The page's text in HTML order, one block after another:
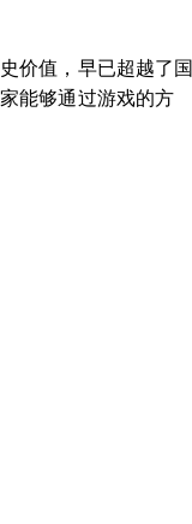
价值，早已超越了国
能够通过游戏的方